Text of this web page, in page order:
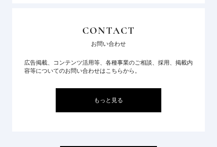
CONTACT
お問い合わせ
広告掲載、コンテンツ活用等、各種事業のご相談、採用、掲載内
容等についてのお問い合わせはこちらから。
もっと見る